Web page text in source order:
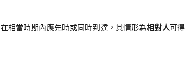
相當時期內應先時或同時到達，其情形為相對人可得